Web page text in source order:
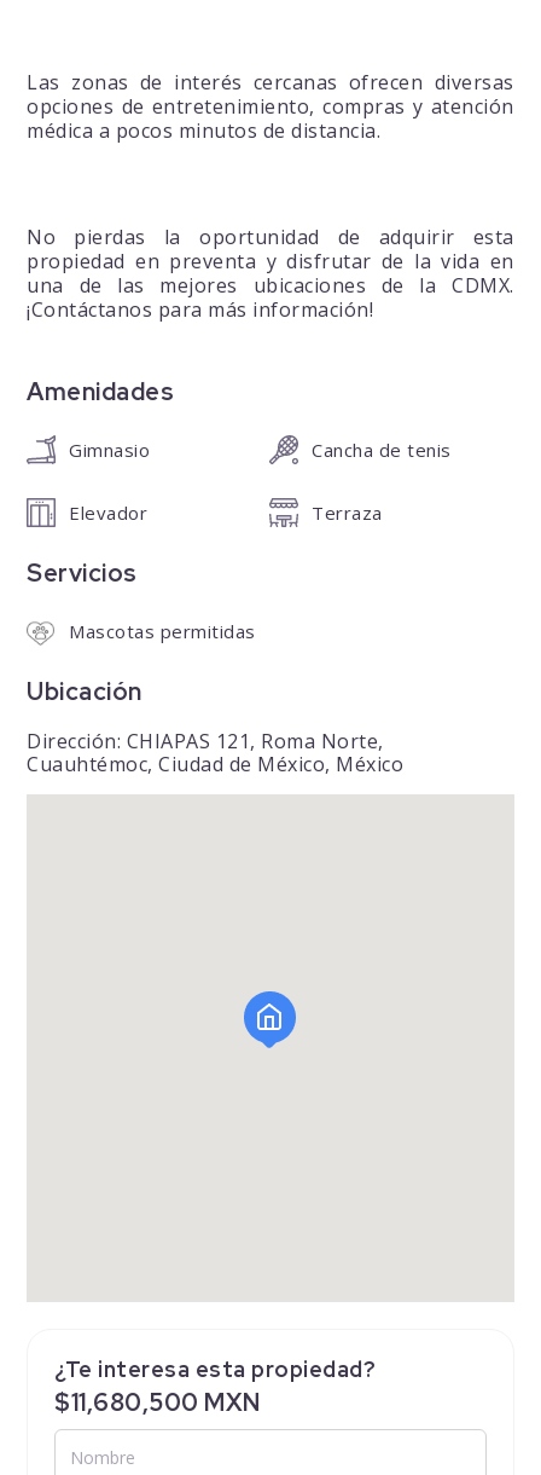
Las zonas de interés cercanas ofrecen diversas
opciones de entretenimiento, compras y atención
médica a pocos minutos de distancia.
No pierdas la oportunidad de adquirir esta
propiedad en preventa y disfrutar de la vida en
una de las mejores ubicaciones de la CDMX.
¡Contáctanos para más información!
¿Te interesa esta propiedad?
$11,680,500 MXN
Amenidades
Gimnasio Cancha de tenis
Elevador Terraza
Servicios
Mascotas permitidas
Ubicación
Dirección: CHIAPAS 121, Roma Norte,
Cuauhtémoc, Ciudad de México, México